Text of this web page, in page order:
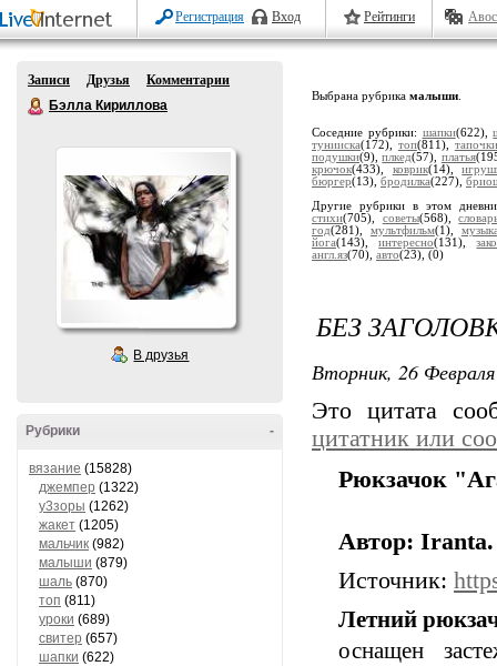
Регистрация Вход Рейтинги
Записи Друзья
Комментарии
Бэлла Кириллова
В друзья
-
Рубрики
вязание (15828)
джемпер (1322)
у3зоры (1262)
жакет (1205)
мальчик (982)
малыши (879)
шаль (870)
топ (811)
уроки (689)
свитер (657)
шапки (622)
Выбрана рубрика малыши
Соседние рубрики: шапки(622),
тунииска(172), топ(811), тапочки
подушки(9),плкед(57), платья
крючок(433), коврик(14),
бюргер(13), бродилка(227),
Другие рубрики в этом
стихи(705), советы(568),
год(281), мультфильм(1),
йога(143),интересно(131),
англ.яз(70), авто(23), (0)
БЕЗ
Вторник, 26
Это цитата
цитатник или
Рюкзачок
Автор: Iranta.
Источник:
Летний
оснащен